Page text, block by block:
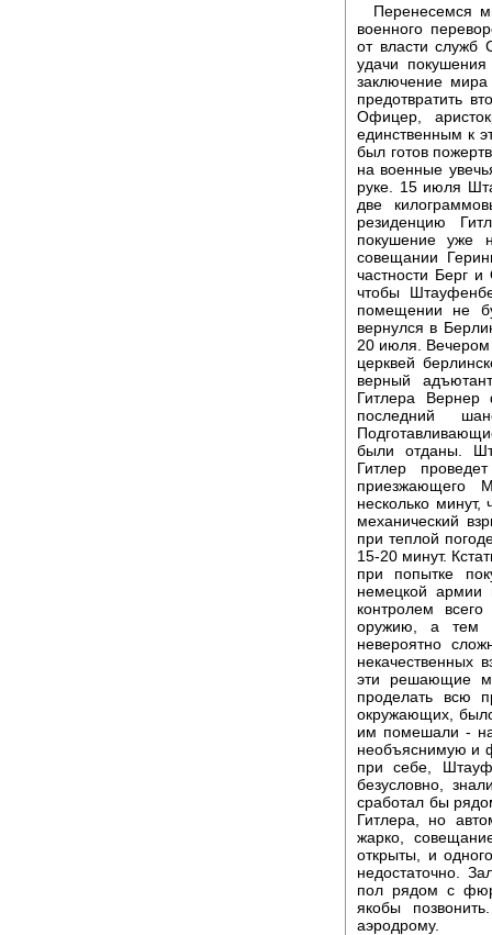
Перенесемся
военного
от власти служб
удачи
заключение
предотвратить
Офицер,
единственным к
был готов
на военные
руке. 15 июля
две
резиденцию
покушение уже
совещании
частности Берг
чтобы
помещении не
вернулся в
20 июля.
церквей
верный
Гитлера
последний
были отданы.
Гитлер
приезжающего
несколько минут,
механический
при теплой
15-20 минут.
при попытке
немецкой армии
контролем
оружию, а тем
невероятно
некачественных
эти решающие
проделать всю
окружающих,
им помешали -
необъяснимую и
при себе,
безусловно,
сработал бы
Гитлера, но
жарко,
открыты, и
недостаточно.
пол рядом с
якобы
аэродрому.